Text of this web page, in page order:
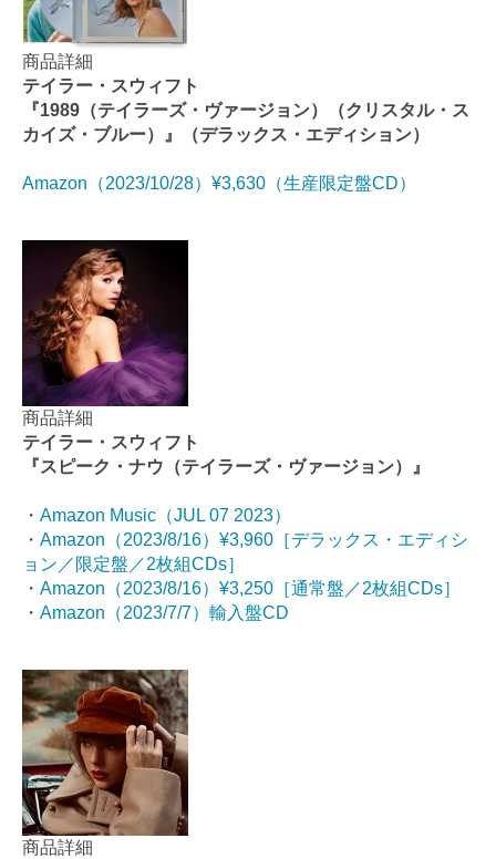
商品詳細
テイラー・スウィフト
『1989（テイラーズ・ヴァージョン）（クリスタル・ス
カイズ・ブルー）』（デラックス・エディション）
Amazon（2023/10/28）¥3,630（生産限定盤CD）
商品詳細
テイラー・スウィフト
『スピーク・ナウ（テイラーズ・ヴァージョン）』
・ Amazon Music（JUL 07 2023）
・ Amazon（2023/8/16）¥3,960［デラックス・エディシ
ョン／限定盤／2枚組CDs］
・ Amazon（2023/8/16）¥3,250［通常盤／2枚組CDs］
・ Amazon（2023/7/7）輸入盤CD
商品詳細